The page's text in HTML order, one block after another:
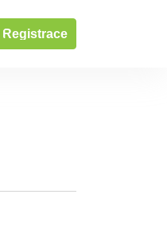
Registrace